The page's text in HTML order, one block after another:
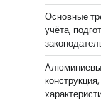
Основные
учёта,